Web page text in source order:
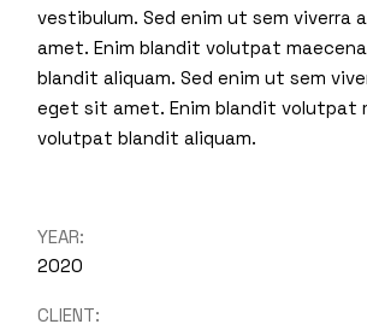
vestibulum. Sed enim ut sem viverra
amet. Enim blandit volutpat
blandit aliquam. Sed enim ut sem
eget sit amet. Enim blandit volutpat
volutpat blandit aliquam.
YEAR:
2020
CLIENT: